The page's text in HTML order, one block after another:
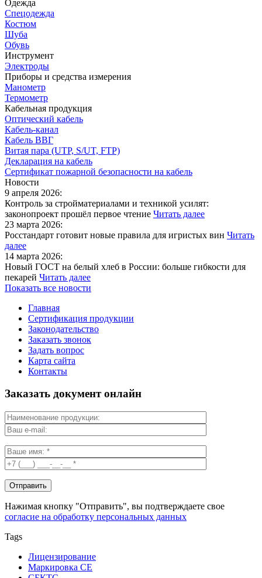
Одежда
Спецодежда
Костюм
Шуба
Обувь
Инструмент
Электроды
Приборы и средства измерения
Манометр
Термометр
Кабельная продукция
Оптический кабель
Кабель-канал
Кабель ВВГ
Витая пара (UTP, S/UT, FTP)
Декларация на кабель
Сертификат пожарной безопасности на кабель
Новости
9 апреля 2026:
Контроль за стройматериалами и техникой усилят:
законопроект прошёл первое чтение Читать далее
23 марта 2026:
Росстандарт готовит новые правила для игристых вин Читать
далее
14 марта 2026:
Новый ГОСТ на белый хлеб в России: больше гибкости для
пекарей Читать далее
Показать все новости
Главная
Сертификация продукции
Законодательство
Заказать звонок
Задать вопрос
Карта сайта
Контакты
Заказать документ онлайн
Нажимая кнопку "Отправить", вы подтверждаете свое
согласие на обработку персональных данных
Tags
Лицензирование
Маркировка СЕ